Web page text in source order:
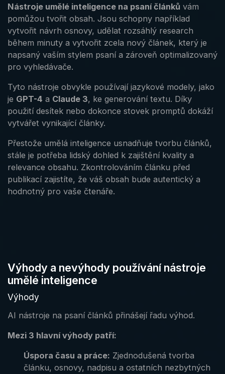
Nástroje umělé inteligence na psaní článků vám
pomůžou tvořit obsah. Jsou schopny například
vytvořit návrh osnovy, udělat rozsáhlý research
během minuty a vytvořit zcela nový článek, který je
napsaný vaším stylem psaní a zároveň optimalizovaný
pro vyhledávače.
Tyto nástroje obvykle používají jazykové modely, jako
je GPT-4 a Claude 3, ke generování textu. Díky
použití desítek nebo dokonce stovek promptů dokáží
vytvářet vynikající články.
Přestože umělá inteligence usnadňuje tvorbu článků,
stále je potřeba lidský dohled k zajištění kvality a
relevance obsahu. Zkontrolováním článku před
publikací zajistíte, že váš obsah bude autentický a
hodnotný pro vaše čtenáře.
Výhody a nevýhody používání nástroje
umělé inteligence
Výhody
AI nástroje na psaní článků přinášejí řadu výhod.
Mezi 3 hlavní výhody patří:
Úspora času a práce: Zjednodušená tvorba
článku, osnovy, nadpisu a ostatních nezbytných